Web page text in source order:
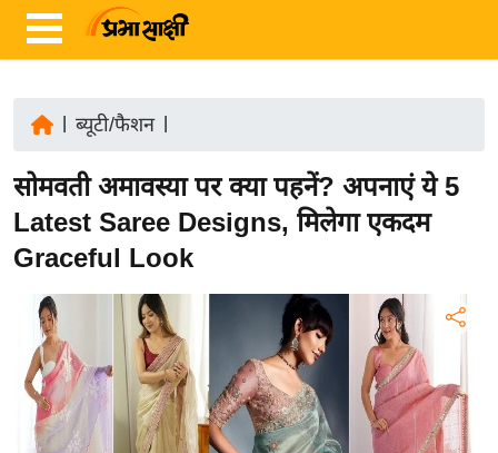
ज़ा
ख
ब
र
रा
ष्ट्री
य
अं
त
ब्यूटी/फैशन|
सोमवती अमावस्या पर क्या पहनें? अपनाएं ये 5
Latest Saree Designs, मिलेगा एकदम
Graceful Look